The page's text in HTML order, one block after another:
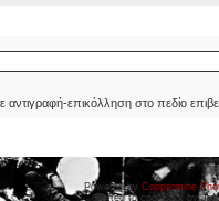
αντιγραφή-επικόλληση στο πεδίο
Powered by Coppermine
Ported to cpg 1.5.x by